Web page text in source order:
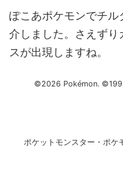
ぽこあポケモンでチ
介しました。さえずり
スが出現しますね。
©2026 Pokémon.
ポケットモンスター・ポケ